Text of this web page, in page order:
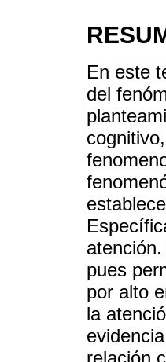
En este
del
pues
por alto
la
relación